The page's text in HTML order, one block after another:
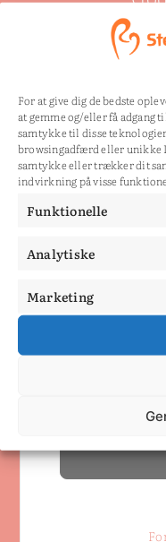
For at give dig de bedste
at gemme og/eller få adgang
samtykke til disse
browsingadfærd eller unikke
samtykke eller trækker dit
indvirkning på visse
Funktionelle
Analytiske
Marketing
files/
Du
at se
Log ind